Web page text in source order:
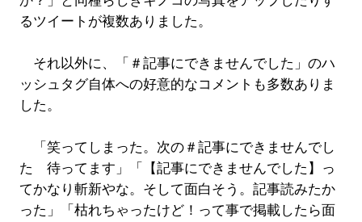
るツイートが複数ありました。
それ以外に、「＃記事にできませんでした」のハ
ッシュタグ自体への好意的なコメントも多数ありま
した。
「笑ってしまった。次の＃記事にできませんでし
た 待ってます」「【記事にできませんでした】っ
てかなり斬新やな。そして面白そう。記事読みたか
った」「枯れちゃったけど！って事で掲載したら面